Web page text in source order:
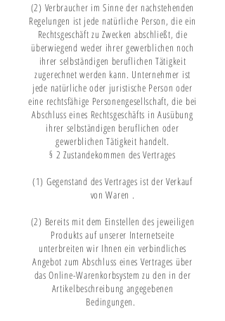
(2) Verbraucher im Sinne der nachstehenden
Regelungen ist jede natürliche Person, die ein
Rechtsgeschäft zu Zwecken abschließt, die
überwiegend weder ihrer gewerblichen noch
ihrer selbständigen beruflichen Tätigkeit
zugerechnet werden kann. Unternehmer ist
jede natürliche oder juristische Person oder
eine rechtsfähige Personengesellschaft, die bei
Abschluss eines Rechtsgeschäfts in Ausübung
ihrer selbständigen beruflichen oder
gewerblichen Tätigkeit handelt.
§ 2 Zustandekommen des Vertrages
(1) Gegenstand des Vertrages ist der Verkauf
von Waren .
(2) Bereits mit dem Einstellen des jeweiligen
Produkts auf unserer Internetseite
unterbreiten wir Ihnen ein verbindliches
Angebot zum Abschluss eines Vertrages über
das Online-Warenkorbsystem zu den in der
Artikelbeschreibung angegebenen
Bedingungen.